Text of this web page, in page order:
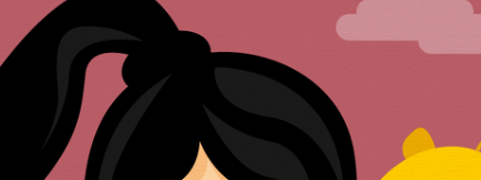
komercyjne banki w Bangladeszu nie uznawały
na brak majątku do poręczenia i niskie dochody.
Przez wiele lat dominowało przekonanie, że
domowych są skazane na porażkę. Koszty
zbyt duże, a oszczędności tych gospodarstw – zbyt